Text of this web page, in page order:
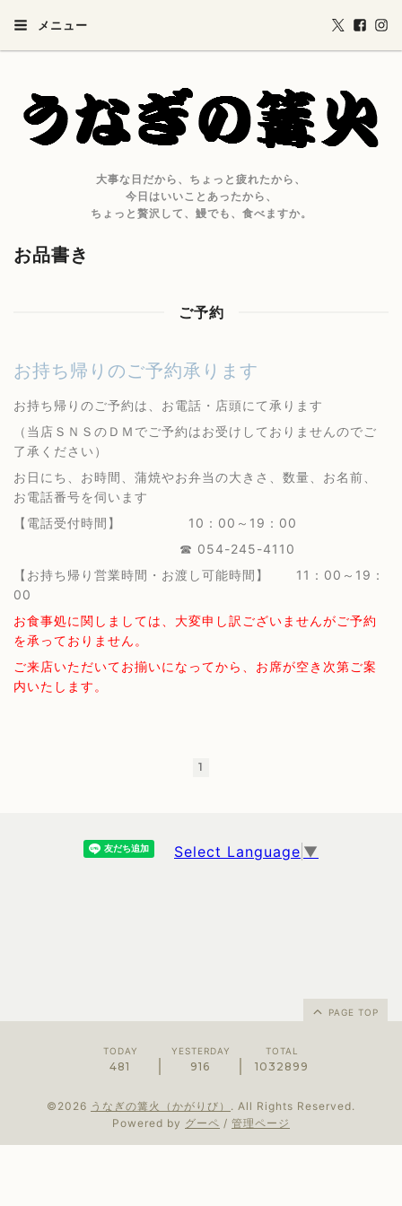
メニュー
大事な日だから、ちょっと疲れたから、
今日はいいことあったから、
ちょっと贅沢して、鰻でも、食べますか。
お品書き
ご予約
お持ち帰りのご予約承ります
お持ち帰りのご予約は、お電話・店頭にて承ります
（当店ＳＮＳのＤＭでご予約はお受けしておりませんのでご
了承ください）
お日にち、お時間、蒲焼やお弁当の大きさ、数量、お名前、
お電話番号を伺います
【電話受付時間】 10：00～19：00
☎ 054-245-4110
【お持ち帰り営業時間・お渡し可能時間】 11：00～19：
00
お食事処に関しましては、大変申し訳ございませんがご予約
を承っておりません。
ご来店いただいてお揃いになってから、お席が空き次第ご案
内いたします。
1
Select Language ▼
PAGE TOP
TODAY
481
YESTERDAY
916
TOTAL
1032899
©2026 うなぎの篝火（かがりび） . All Rights Reserved.
Powered by グーペ / 管理ページ